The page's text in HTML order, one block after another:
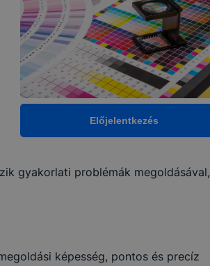
Előjelentkezés
gyakorlati problémák megoldásával,
képesség, pontos és precíz